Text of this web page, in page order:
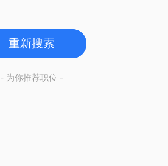
重新搜索
- 为你推荐职位 -